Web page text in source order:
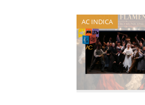
AC INDICA